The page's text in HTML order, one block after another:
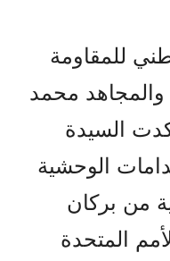
للمقاومة
والمجاهد محمد
السيدة
الوحشية
من بركان
المتحدة